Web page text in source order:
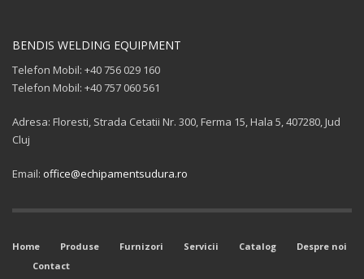
BENDIS WELDING EQUIPMENT
Telefon Mobil: +40 756 029 160
Telefon Mobil: +40 757 060 561
Adresa: Floresti, Strada Cetatii Nr. 300, Ferma 15, Hala 5, 407280, Jud
Cluj
Email: office@echipamentsudura.ro
Home Produse Furnizori Servicii Catalog
Despre noi
Contact